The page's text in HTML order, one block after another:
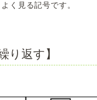
く見る記号です。
り返す】